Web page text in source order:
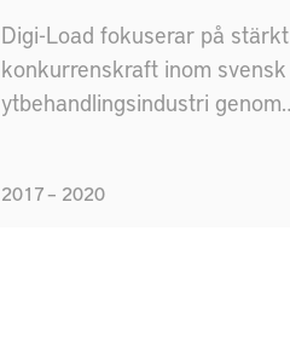
Digi-Load fokuserar på stärkt
konkurrenskraft inom svensk
ytbehandlingsindustri genom
2017 – 2020